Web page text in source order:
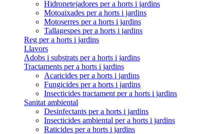
Hidronetejadores per a horts i jardins
Motoaixades per a horts i jardins
Motoserres per a horts i jardins
Tallagespes per a horts i jardins
Reg per a horts i jardins
Llavors
Adobs i substrats per a horts i jardins
Tractaments per a horts i jardins
Acaricides per a horts i jardins
Fungicides per a horts i jardins
Insecticides tractament per a horts i jardins
Sanitat ambiental
Desinfectants per a horts i jardins
Insecticides ambiental per a horts i jardins
Raticides per a horts i jardins